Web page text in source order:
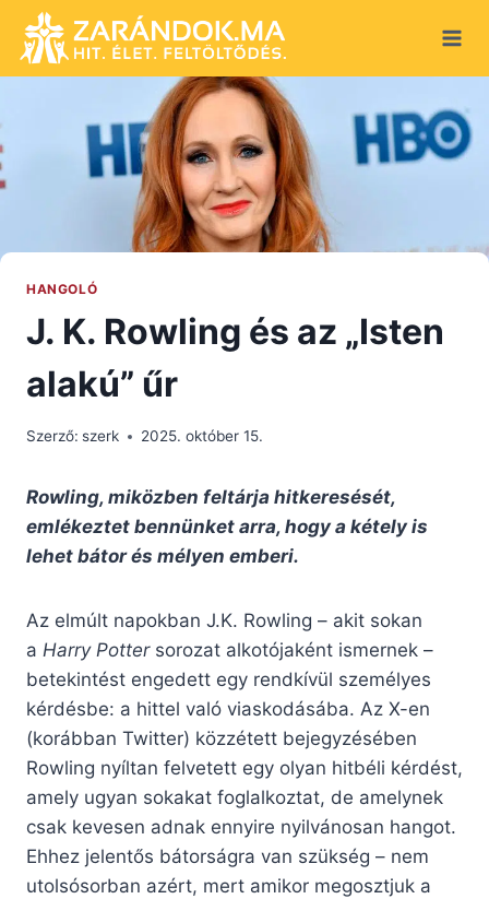
content
HANGOLÓ
J. K. Rowling és az „Isten
alakú” űr
Szerző: szerk 2025. október 15.
Rowling, miközben feltárja hitkeresését,
emlékeztet bennünket arra, hogy a kétely is
lehet bátor és mélyen emberi.
Az elmúlt napokban J.K. Rowling – akit sokan
a Harry Pottersorozat alkotójaként ismernek –
betekintést engedett egy rendkívül személyes
kérdésbe: a hittel való viaskodásába. Az X-en
(korábban Twitter) közzétett bejegyzésében
Rowling nyíltan felvetett egy olyan hitbéli kérdést,
amely ugyan sokakat foglalkoztat, de amelynek
csak kevesen adnak ennyire nyilvánosan hangot.
Ehhez jelentős bátorságra van szükség – nem
utolsósorban azért, mert amikor megosztjuk a